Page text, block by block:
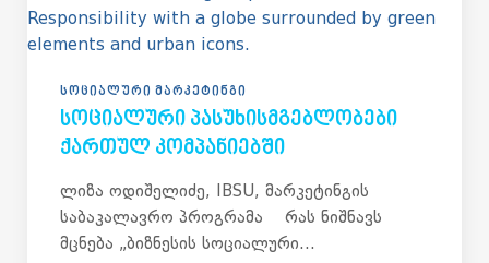
ᲡᲝᲪᲘᲐᲚᲣᲠᲘ ᲛᲐᲠᲙᲔᲢᲘᲜᲒᲘ
ᲡᲝᲪᲘᲐᲚᲣᲠᲘ ᲞᲐᲡᲣᲮᲘᲡᲛᲒᲔᲑᲚᲝᲑᲔᲑᲘ
ᲥᲐᲠᲗᲣᲚ ᲙᲝᲛᲞᲐᲜᲘᲔᲑᲨᲘ
ლიზა ოდიშელიძე, IBSU, მარკეტინგის
საბაკალავრო პროგრამა რას ნიშნავს
მცნება „ბიზნესის სოციალური...